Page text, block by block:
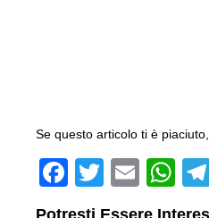
Se questo articolo ti è
F
T
wi
E
m
W
Potresti Essere